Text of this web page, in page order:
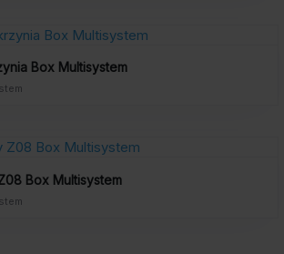
Box Multisystem
Box Multisystem